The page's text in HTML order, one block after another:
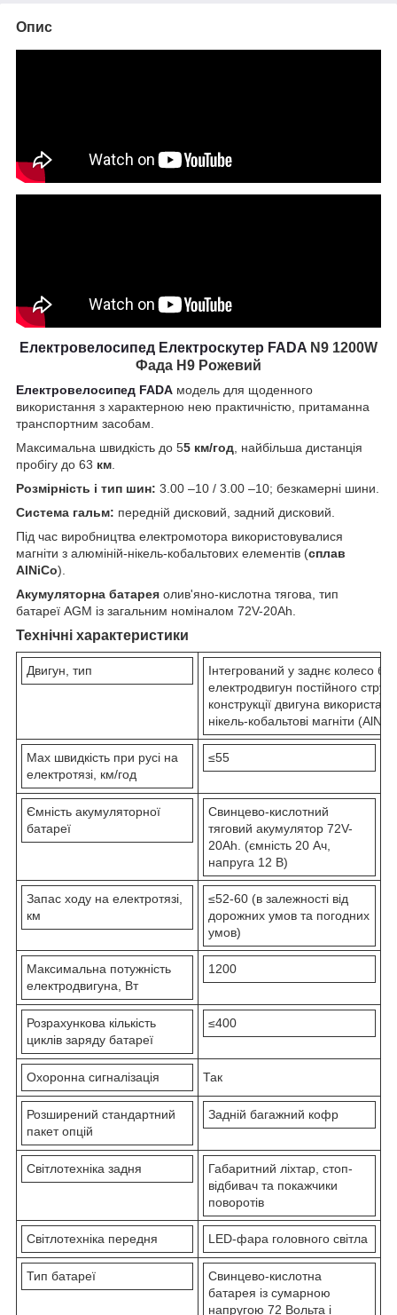
Опис
Електровелосипед Електроскутер FADA N9 1200W
Фада Н9 Рожевий
Електровелосипед FADA модель для щоденного
використання з характерною нею практичністю, притаманна
транспортним засобам.
Максимальна швидкість до 55 км/год , найбільша дистанція
пробігу до 63 км
Розмірність і тип шин: 3.00 –10 / 3.00 –10; безкамерні шини.
Система гальм: передній дисковий, задний дисковий.
Під час виробництва електромотора використовувалися
магніти з алюміній-нікель-кобальтових елементів (сплав
AlNiCo).
Акумуляторна батарея олив'яно-кислотна тягова, тип
батареї AGM із загальним номіналом 72V-20Ah.
Технічні характеристики
Двигун, тип
Інтегрований у заднє колесо
електродвигун постійного
конструкції двигуна
нікель-кобальтові магніти
Max швидкість при русі на
електротязі, км/год
≤55
Ємність акумуляторної
батареї
Свинцево-кислотний
тяговий акумулятор 72V-
20Ah. (ємність 20 Ач,
напруга 12 В)
Запас ходу на електротязі,
км
≤52-60 (в залежності від
дорожних умов та погодних
умов)
Максимальна потужність
електродвигуна, Вт
1200
Розрахункова кількість
циклів заряду батареї
≤400
Охоронна сигналізація Так
Розширений стандартний
пакет опцій
Задній багажний кофр
Світлотехніка задня
Габаритний ліхтар, стоп-
відбивач та покажчики
поворотів
Світлотехніка передня LED-фара головного світла
Тип батареї
Свинцево-кислотна
батарея із сумарною
напругою 72 Вольта і